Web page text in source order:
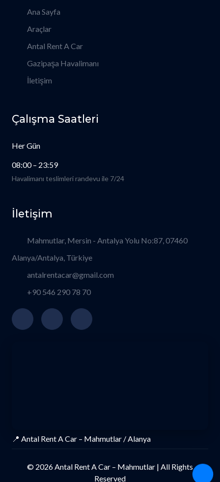
Ana Sayfa
Araçlar
Antal Rent A Car
Gazipaşa Havalimanı
İletişim
Çalışma Saatleri
Her Gün
08:00 – 23:59
Havalimanı teslimleri randevu ile 7/24
İletişim
Mahmutlar, Mersin - Antalya Yolu No:87, 07460
Alanya/Antalya, Türkiye
antalrentacar@gmail.com
+90 546 290 78 70
📍 Antal Rent A Car – Mahmutlar / Alanya
© 2026 Antal Rent A Car – Mahmutlar | All Rights
Reserved